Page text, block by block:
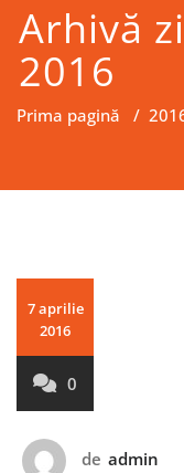
Arhivă
2016
Prima pagină /
7 aprilie
2016
0
de admin